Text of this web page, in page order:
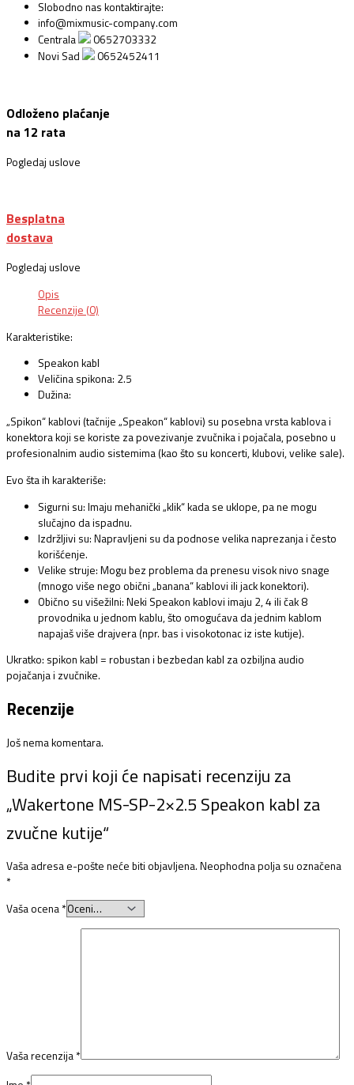
Slobodno nas kontaktirajte:
info@mixmusic-company.com
Centrala
0652703332
Novi Sad
0652452411
Odloženo plaćanje
na 12 rata
Pogledaj uslove
Besplatna
dostava
Pogledaj uslove
Opis
Recenzije (0)
Karakteristike:
Speakon kabl
Veličina spikona: 2.5
Dužina:
„Spikon“ kablovi (tačnije „Speakon“ kablovi) su posebna vrsta kablova i
konektora koji se koriste za povezivanje zvučnika i pojačala, posebno u
profesionalnim audio sistemima (kao što su koncerti, klubovi, velike sale).
Evo šta ih karakteriše:
Sigurni su: Imaju mehanički „klik“ kada se uklope, pa ne mogu
slučajno da ispadnu.
Izdržljivi su: Napravljeni su da podnose velika naprezanja i često
korišćenje.
Velike struje: Mogu bez problema da prenesu visok nivo snage
(mnogo više nego obični „banana“ kablovi ili jack konektori).
Obično su višežilni: Neki Speakon kablovi imaju 2, 4 ili čak 8
provodnika u jednom kablu, što omogućava da jednim kablom
napajaš više drajvera (npr. bas i visokotonac iz iste kutije).
Ukratko: spikon kabl = robustan i bezbedan kabl za ozbiljna audio
pojačanja i zvučnike.
Recenzije
Još nema komentara.
Budite prvi koji će napisati recenziju za
„Wakertone MS-SP-2×2.5 Speakon kabl za
zvučne kutije“
Vaša adresa e-pošte neće biti objavljena. Neophodna polja su označena
*
Vaša ocena *
Vaša recenzija *